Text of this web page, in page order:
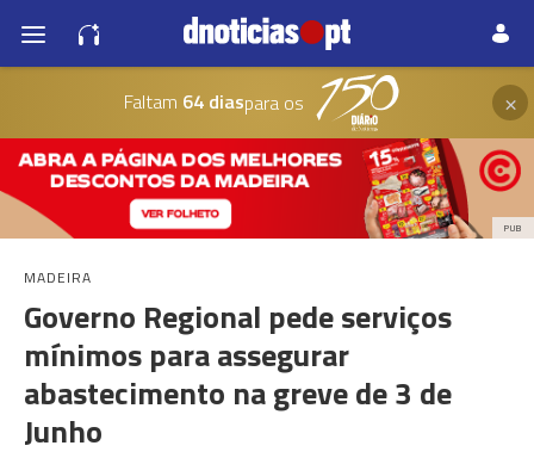
Faltam 64 diaspara os ×
PUB
MADEIRA
Governo Regional pede serviços
mínimos para assegurar
abastecimento na greve de 3 de
Junho